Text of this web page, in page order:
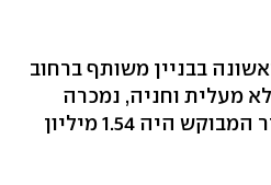
הראשונה בבניין משותף ברחוב
של 65 מ"ר ללא מעלית וחניה, נמכרה
ב-1.44 מיליון שקל. המחיר המבוקש היה 1.54 מיליון